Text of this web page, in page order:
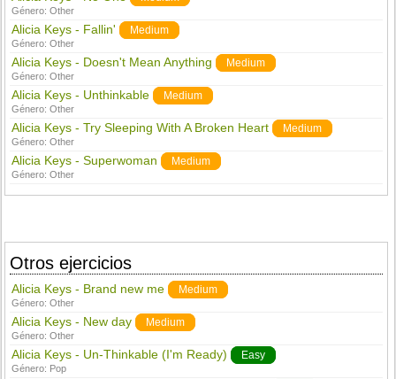
Género:Other
Alicia Keys - Fallin' Medium
Género:Other
Alicia Keys - Doesn't Mean Anything Medium
Género:Other
Alicia Keys - Unthinkable Medium
Género:Other
Alicia Keys - Try Sleeping With A Broken Heart Medium
Género:Other
Alicia Keys - Superwoman Medium
Género:Other
Otros ejercicios
Alicia Keys - Brand new me Medium
Género:Other
Alicia Keys - New day Medium
Género:Other
Alicia Keys - Un-Thinkable (I'm Ready) Easy
Género: Pop